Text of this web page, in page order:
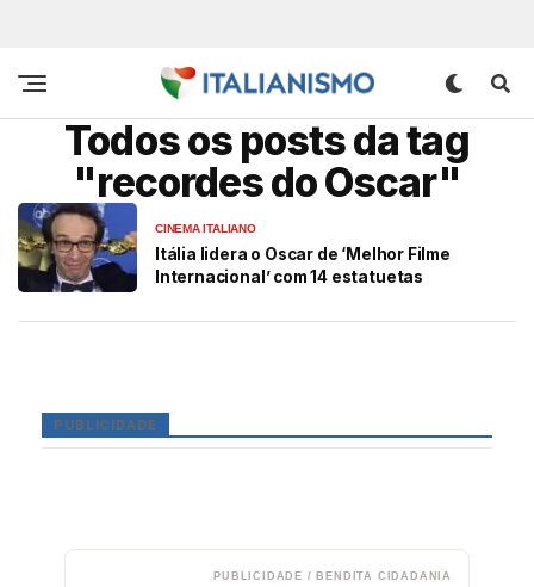
Todos os posts da tag
"recordes do Oscar"
CINEMA ITALIANO
Itália lidera o Oscar de ‘Melhor Filme
Internacional’ com 14 estatuetas
PUBLICIDADE
PUBLICIDADE / BENDITA CIDADANIA